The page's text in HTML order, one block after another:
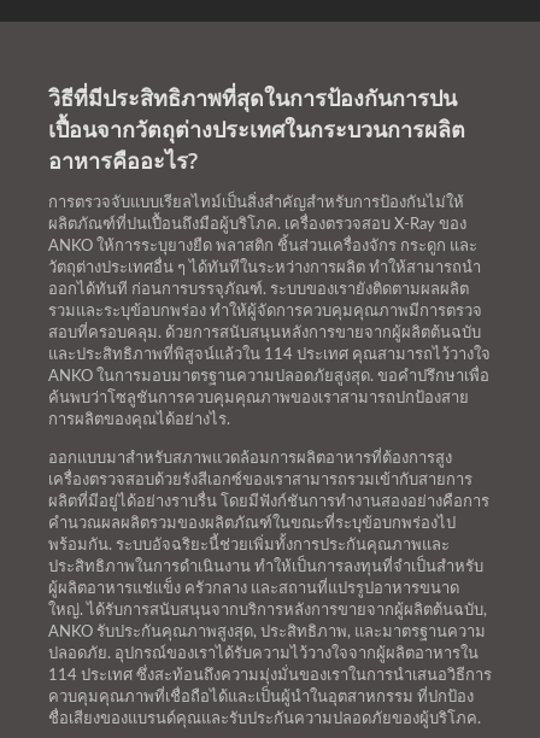
วิธีที่มีประสิทธิภาพที่สุดในการป้องกันการปน
เปื้อนจากวัตถุต่างประเทศในกระบวนการผลิต
อาหารคืออะไร?
การตรวจจับแบบเรียลไทม์เป็นสิ่งสำคัญสำหรับการป้องกันไม่ให้
ผลิตภัณฑ์ที่ปนเปื้อนถึงมือผู้บริโภค. เครื่องตรวจสอบ X-Ray ของ
ANKO ให้การระบุยางยืด พลาสติก ชิ้นส่วนเครื่องจักร กระดูก และ
วัตถุต่างประเทศอื่น ๆ ได้ทันทีในระหว่างการผลิต ทำให้สามารถนำ
ออกได้ทันที ก่อนการบรรจุภัณฑ์. ระบบของเรายังติดตามผลผลิต
รวมและระบุข้อบกพร่อง ทำให้ผู้จัดการควบคุมคุณภาพมีการตรวจ
สอบที่ครอบคลุม. ด้วยการสนับสนุนหลังการขายจากผู้ผลิตต้นฉบับ
และประสิทธิภาพที่พิสูจน์แล้วใน 114 ประเทศ คุณสามารถไว้วางใจ
ANKO ในการมอบมาตรฐานความปลอดภัยสูงสุด. ขอคำปรึกษาเพื่อ
ค้นพบว่าโซลูชันการควบคุมคุณภาพของเราสามารถปกป้องสาย
การผลิตของคุณได้อย่างไร.
ออกแบบมาสำหรับสภาพแวดล้อมการผลิตอาหารที่ต้องการสูง
เครื่องตรวจสอบด้วยรังสีเอกซ์ของเราสามารถรวมเข้ากับสายการ
ผลิตที่มีอยู่ได้อย่างราบรื่น โดยมีฟังก์ชันการทำงานสองอย่างคือการ
คำนวณผลผลิตรวมของผลิตภัณฑ์ในขณะที่ระบุข้อบกพร่องไป
พร้อมกัน. ระบบอัจฉริยะนี้ช่วยเพิ่มทั้งการประกันคุณภาพและ
ประสิทธิภาพในการดำเนินงาน ทำให้เป็นการลงทุนที่จำเป็นสำหรับ
ผู้ผลิตอาหารแช่แข็ง ครัวกลาง และสถานที่แปรรูปอาหารขนาด
ใหญ่. ได้รับการสนับสนุนจากบริการหลังการขายจากผู้ผลิตต้นฉบับ,
ANKO รับประกันคุณภาพสูงสุด, ประสิทธิภาพ, และมาตรฐานความ
ปลอดภัย. อุปกรณ์ของเราได้รับความไว้วางใจจากผู้ผลิตอาหารใน
114 ประเทศ ซึ่งสะท้อนถึงความมุ่งมั่นของเราในการนำเสนอวิธีการ
ควบคุมคุณภาพที่เชื่อถือได้และเป็นผู้นำในอุตสาหกรรม ที่ปกป้อง
ชื่อเสียงของแบรนด์คุณและรับประกันความปลอดภัยของผู้บริโภค.